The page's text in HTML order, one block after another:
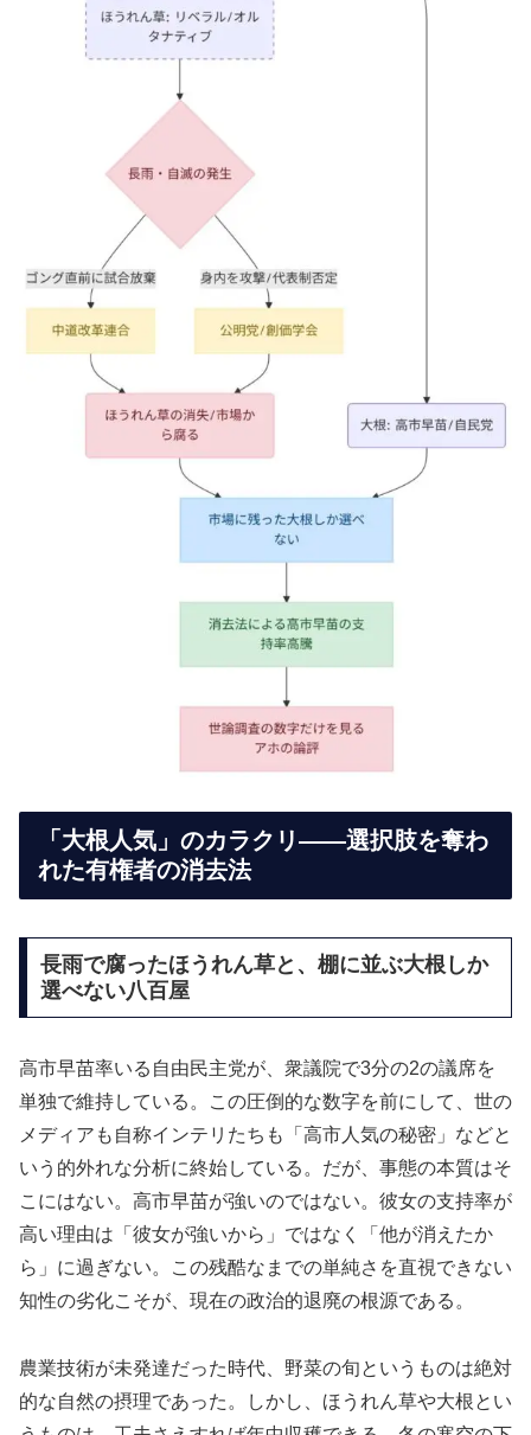
「大根人気」のカラクリ——選択肢を奪わ
れた有権者の消去法
長雨で腐ったほうれん草と、棚に並ぶ大根しか
選べない八百屋
高市早苗率いる自由民主党が、衆議院で3分の2の議席を
単独で維持している。この圧倒的な数字を前にして、世の
メディアも自称インテリたちも「高市人気の秘密」などと
いう的外れな分析に終始している。だが、事態の本質はそ
こにはない。高市早苗が強いのではない。彼女の支持率が
高い理由は「彼女が強いから」ではなく「他が消えたか
ら」に過ぎない。この残酷なまでの単純さを直視できない
知性の劣化こそが、現在の政治的退廃の根源である。
農業技術が未発達だった時代、野菜の旬というものは絶対
的な自然の摂理であった。しかし、ほうれん草や大根とい